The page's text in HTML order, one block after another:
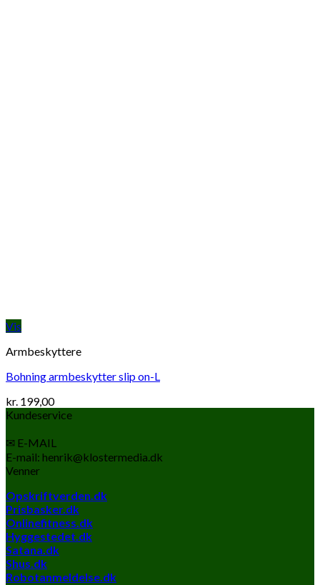
Vis
Armbeskyttere
Bohning armbeskytter slip on-L
kr. 199,00
Kundeservice
✉ E-MAIL
E-mail: henrik@klostermedia.dk
Venner
Opskriftverden.dk
Prisbasker.dk
Onlinefitness.dk
Hyggestedet.dk
Satana.dk
Shus.dk
Robotanmeldelse.dk